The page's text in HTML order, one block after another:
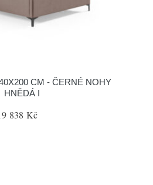
CM - ČERNÉ NOHY
HNĚDÁ I
838 Kč